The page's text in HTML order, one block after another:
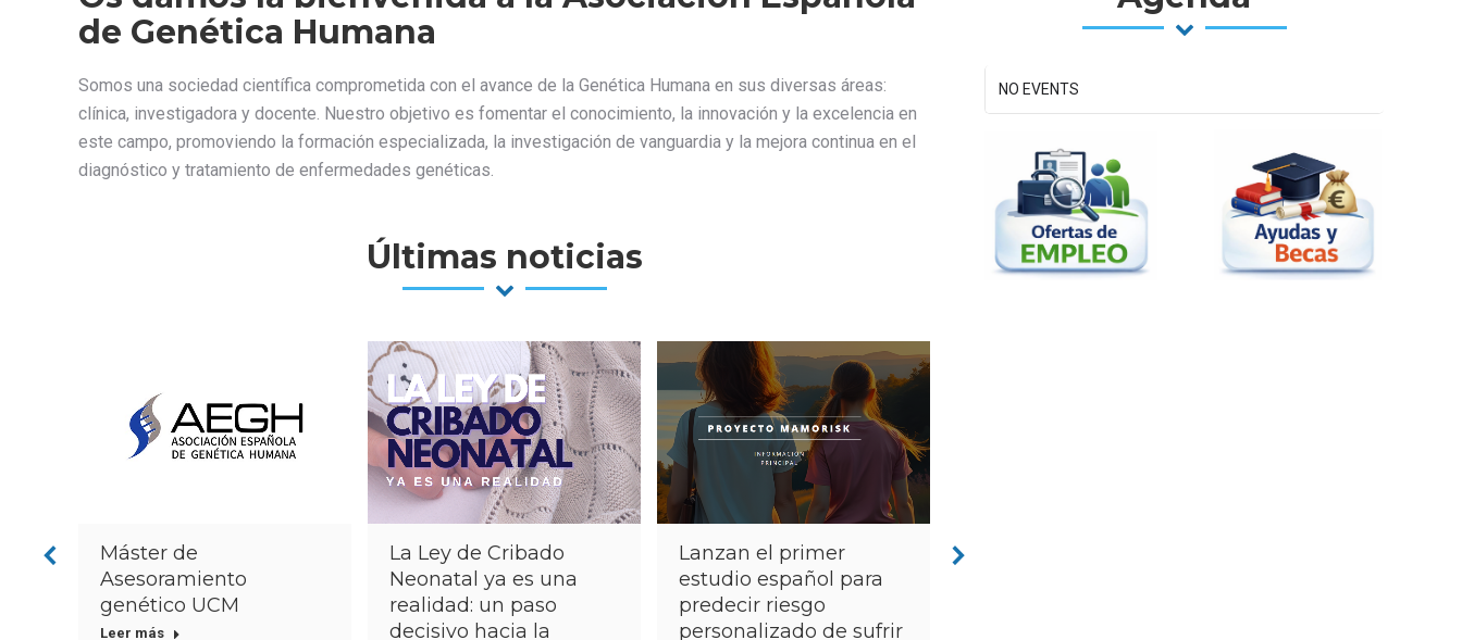
de Genética Humana
Somos una sociedad científica comprometida con el avance de la Genética Humana en sus diversas áreas:
clínica, investigadora y docente. Nuestro objetivo es fomentar el conocimiento, la innovación y la excelencia en
este campo, promoviendo la formación especializada, la investigación de vanguardia y la mejora continua en el
diagnóstico y tratamiento de enfermedades genéticas.
Últimas noticias
Máster de
Asesoramiento
genético UCM
Leer más
La Ley de Cribado
Neonatal ya es una
realidad: un paso
decisivo hacia la
Lanzan el primer
estudio español para
predecir riesgo
personalizado de sufrir
NO EVENTS